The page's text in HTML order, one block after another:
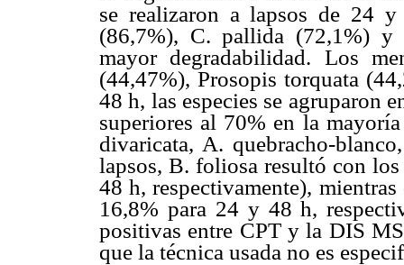
se realizaron a lapsos de 24
(86,7%), C. pallida (72,1%) y
mayor degradabilidad. Los
(44,47%), Prosopis torquata
48 h, las especies se agruparon
superiores al 70% en la
divaricata, A. quebracho-
lapsos, B. foliosa resultó con
48 h, respectivamente),
16,8% para 24 y 48 h,
positivas entre CPT y la DIS
que la técnica usada no es